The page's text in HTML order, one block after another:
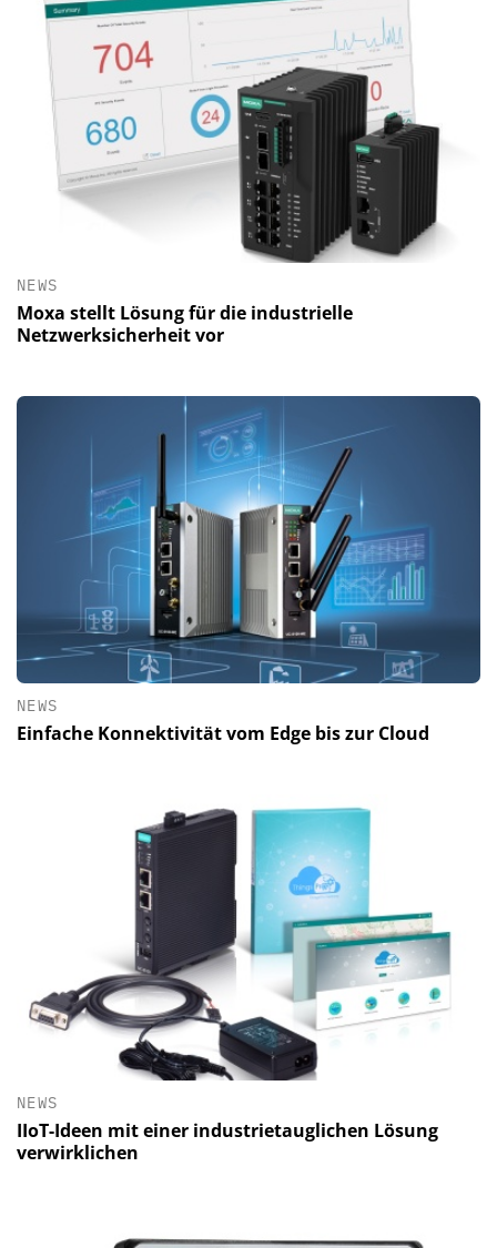
NEWS
Moxa stellt Lösung für die industrielle
Netzwerksicherheit vor
NEWS
Einfache Konnektivität vom Edge bis zur Cloud
NEWS
IIoT-Ideen mit einer industrietauglichen Lösung
verwirklichen